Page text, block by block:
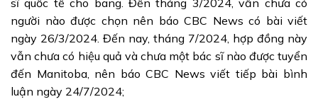
người nào được chọn nên báo CBC News có bài viết
ngày 26/3/2024. Đến nay, tháng 7/2024, hợp đồng này
vẫn chưa có hiệu quả và chưa một bác sĩ nào được tuyển
đến Manitoba, nên báo CBC News viết tiếp bài bình
luận ngày 24/7/2024;